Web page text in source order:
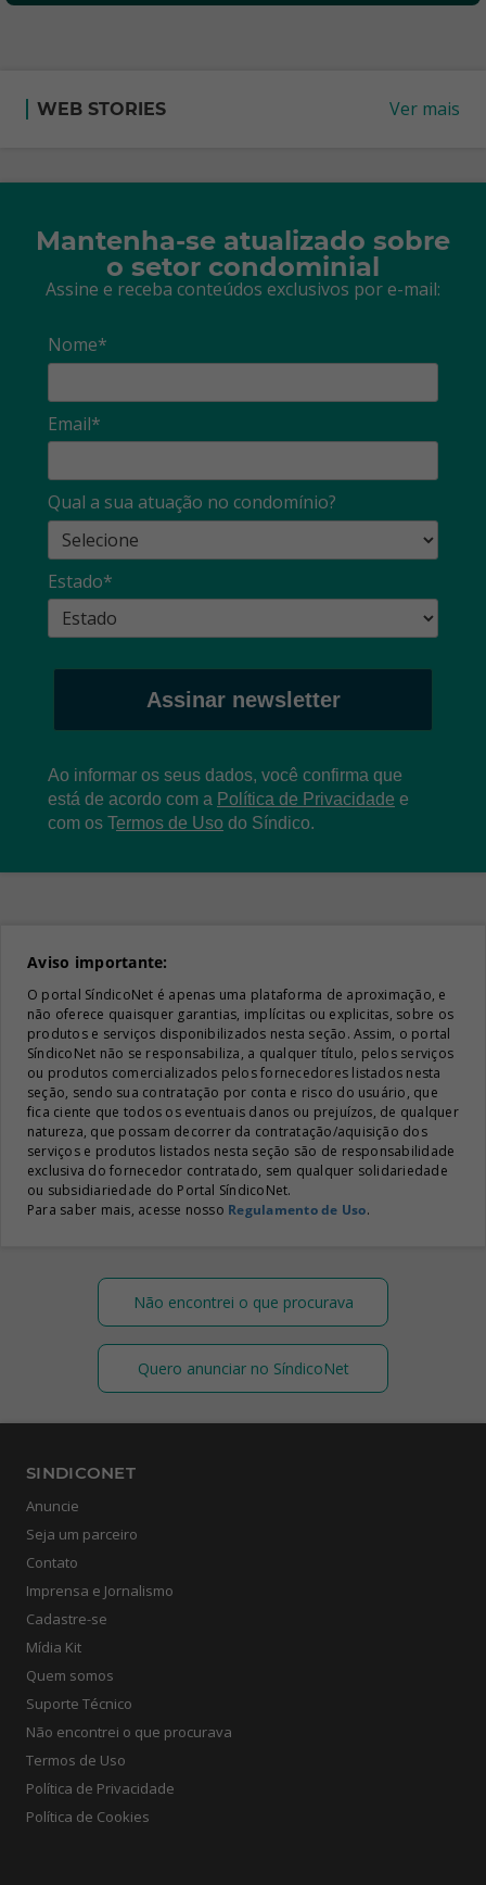
WEB STORIES Ver mais
Mantenha-se atualizado sobre
o setor condominial
Assine e receba conteúdos exclusivos por e-mail:
Nome*
Email*
Qual a sua atuação no condomínio?
Estado*
Assinar newsletter
Ao informar os seus dados, você confirma que
está de acordo com a Política de Privacidade e
com os Termos de Uso do Síndico.
Aviso importante:
O portal SíndicoNet é apenas uma plataforma de aproximação, e
não oferece quaisquer garantias, implícitas ou explicitas, sobre os
produtos e serviços disponibilizados nesta seção. Assim, o portal
SíndicoNet não se responsabiliza, a qualquer título, pelos serviços
ou produtos comercializados pelos fornecedores listados nesta
seção, sendo sua contratação por conta e risco do usuário, que
fica ciente que todos os eventuais danos ou prejuízos, de qualquer
natureza, que possam decorrer da contratação/aquisição dos
serviços e produtos listados nesta seção são de responsabilidade
exclusiva do fornecedor contratado, sem qualquer solidariedade
ou subsidiariedade do Portal SíndicoNet.
Para saber mais, acesse nosso Regulamento de Uso.
Não encontrei o que procurava
Quero anunciar no SíndicoNet
SINDICONET
Anuncie
Seja um parceiro
Contato
Imprensa e Jornalismo
Cadastre-se
Mídia Kit
Quem somos
Suporte Técnico
Não encontrei o que procurava
Termos de Uso
Política de Privacidade
Política de Cookies